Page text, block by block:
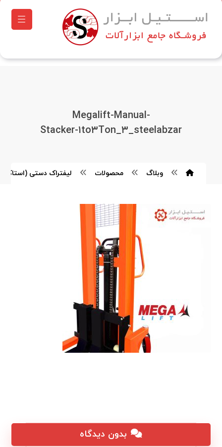
Megalift-Manual-
Stacker-۱to۳Ton_۳_steelabzar
وبلاگ محصولات لیفتراک دستی (استاکر) ۲ تن مگالیفت
بدون دیدگاه